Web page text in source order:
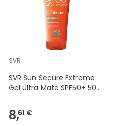
SVR
SVR Sun Secure Extreme
Gel Ultra Mate SPF50+ 50
8,61 €